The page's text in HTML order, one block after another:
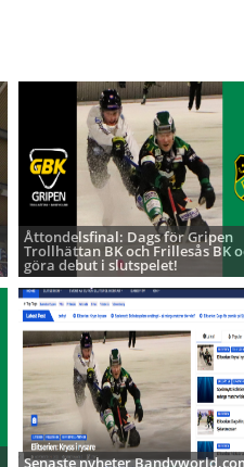
Åttondelsfinal: Dags för Gripen
Trollhättan BK och Frillesås BK
göra debut i slutspelet!
Senaste nyheter